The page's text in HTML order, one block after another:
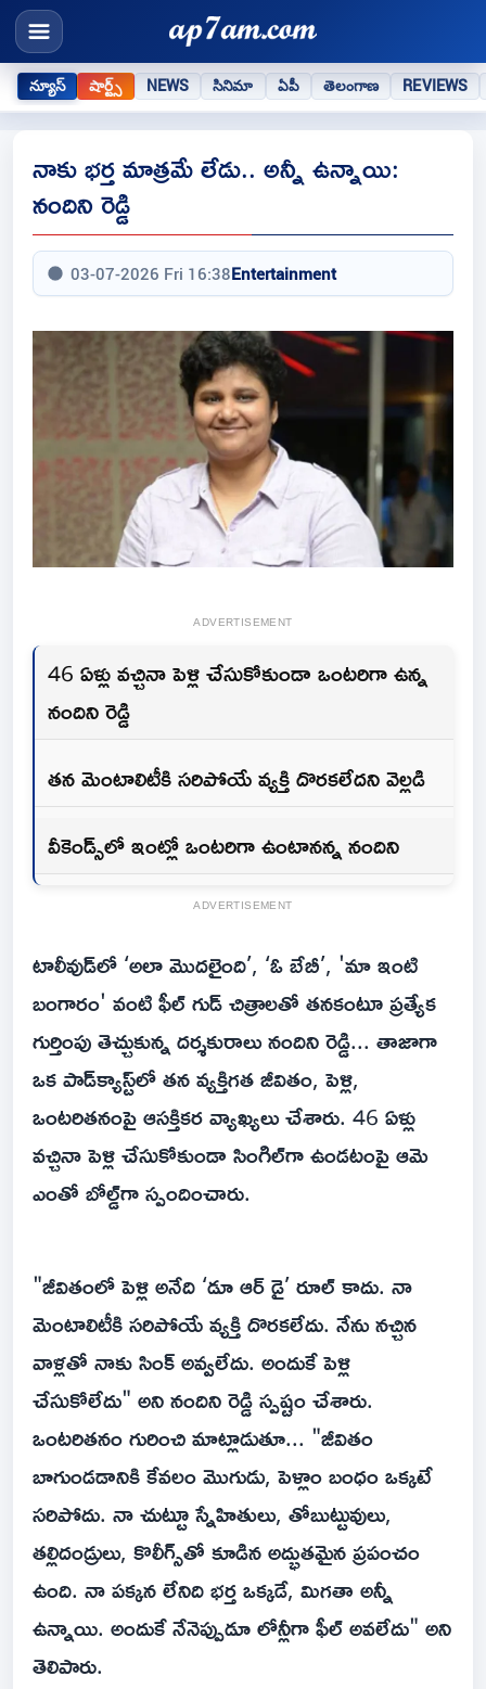
న్యూస్ షార్ట్స్ NEWS సినిమా ఏపీ తెలంగాణ REVIEWS
నాకు భర్త మాత్రమే లేడు.. అన్నీ ఉన్నాయి:
నందిని రెడ్డి
03-07-2026 Fri 16:38Entertainment
ADVERTISEMENT
46 ఏళ్లు వచ్చినా పెళ్లి చేసుకోకుండా ఒంటరిగా ఉన్న
నందిని రెడ్డి
తన మెంటాలిటీకి సరిపోయే వ్యక్తి దొరకలేదని వెల్లడి
వీకెండ్స్‌లో ఇంట్లో ఒంటరిగా ఉంటానన్న నందిని
ADVERTISEMENT
టాలీవుడ్‌లో ‘అలా మొదలైంది’, ‘ఓ బేబీ’, 'మా ఇంటి
బంగారం' వంటి ఫీల్ గుడ్ చిత్రాలతో తనకంటూ ప్రత్యేక
గుర్తింపు తెచ్చుకున్న దర్శకురాలు నందిని రెడ్డి... తాజాగా
ఒక పాడ్‌క్యాస్ట్‌లో తన వ్యక్తిగత జీవితం, పెళ్లి,
ఒంటరితనంపై ఆసక్తికర వ్యాఖ్యలు చేశారు. 46 ఏళ్లు
వచ్చినా పెళ్లి చేసుకోకుండా సింగిల్‌గా ఉండటంపై ఆమె
ఎంతో బోల్డ్‌గా స్పందించారు.
"జీవితంలో పెళ్లి అనేది ‘డూ ఆర్ డై’ రూల్ కాదు. నా
మెంటాలిటీకి సరిపోయే వ్యక్తి దొరకలేదు. నేను నచ్చిన
వాళ్లతో నాకు సింక్ అవ్వలేదు. అందుకే పెళ్లి
చేసుకోలేదు" అని నందిని రెడ్డి స్పష్టం చేశారు.
ఒంటరితనం గురించి మాట్లాడుతూ... "జీవితం
బాగుండడానికి కేవలం మొగుడు, పెళ్లాం బంధం ఒక్కటే
సరిపోదు. నా చుట్టూ స్నేహితులు, తోబుట్టువులు,
తల్లిదండ్రులు, కొలీగ్స్‌తో కూడిన అద్భుతమైన ప్రపంచం
ఉంది. నా పక్కన లేనిది భర్త ఒక్కడే, మిగతా అన్నీ
ఉన్నాయి. అందుకే నేనెప్పుడూ లోన్లీగా ఫీల్ అవలేదు" అని
తెలిపారు.